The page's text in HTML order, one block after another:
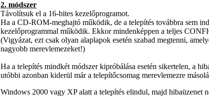
2. módszer
Távolítsuk el a 16-bites kezelőprogramot.
Ha a CD-ROM-meghajtó működik, de a telepítés továbbra sem
kezelőprogrammal működik. Ekkor mindenképpen a teljes
(Vigyázat, ezt csak olyan alaplapok esetén szabad megtenni,
nagyobb merevlemezeket!)
Ha a telepítés mindkét módszer kipróbálása esetén sikertelen, a
utóbbi azonban kiderül már a telepítőcsomag merevlemezre
Windows 2000 vagy XP alatt a telepítés elindul, majd hibaüzenet